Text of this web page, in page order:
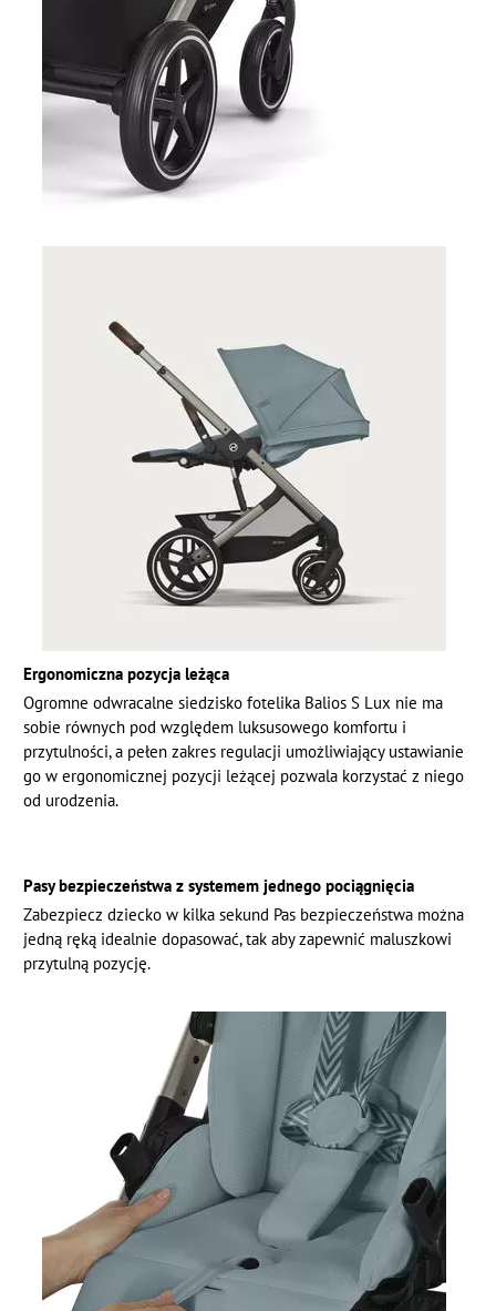
Ergonomiczna pozycja leżąca
Ogromne odwracalne siedzisko fotelika Balios S Lux nie ma
sobie równych pod względem luksusowego komfortu i
przytulności, a pełen zakres regulacji umożliwiający ustawianie
go w ergonomicznej pozycji leżącej pozwala korzystać z niego
od urodzenia.
Pasy bezpieczeństwa z systemem jednego pociągnięcia
Zabezpiecz dziecko w kilka sekund Pas bezpieczeństwa można
jedną ręką idealnie dopasować, tak aby zapewnić maluszkowi
przytulną pozycję.